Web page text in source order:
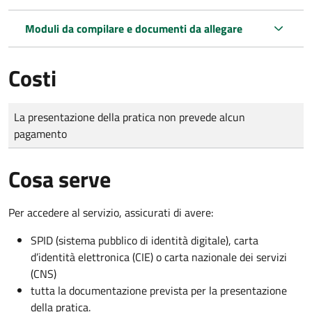
Moduli da compilare e documenti da allegare
Costi
Tipo di pagamento
Importo
La presentazione della pratica non prevede alcun
pagamento
Cosa serve
Per accedere al servizio, assicurati di avere:
SPID (sistema pubblico di identità digitale), carta
d’identità elettronica (CIE) o carta nazionale dei servizi
(CNS)
tutta la documentazione prevista per la presentazione
della pratica.